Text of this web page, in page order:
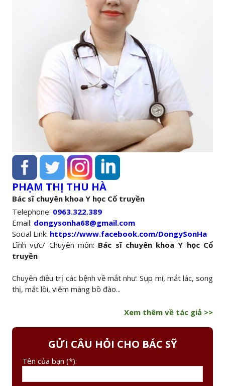
PHẠM THỊ THU HÀ
Bác sĩ chuyên khoa Y học Cổ truyền
Telephone: 0963.322.389
Email: dongysonha68@gmail.com
Social Link: https://www.facebook.com/DongySonHa
Lĩnh vực/ Chuyên môn: Bác sĩ chuyên khoa Y học Cổ
truyền
Chuyên điều trị các bệnh về mắt như: Sụp mí, mắt lác, song
thị, mắt lồi, viêm màng bồ đào...
Xem thêm về tác giả >>
GỬI CÂU HỎI CHO BÁC SỸ
Tên của bạn (*):